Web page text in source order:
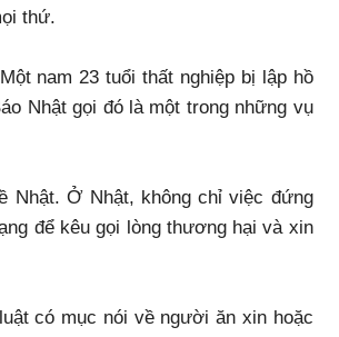
thứ.
nam 23 tuổi thất nghiệp bị lập hồ
Nhật gọi đó là một trong những vụ
Nhật. Ở Nhật, không chỉ việc đứng
để kêu gọi lòng thương hại và xin
có mục nói về người ăn xin hoặc